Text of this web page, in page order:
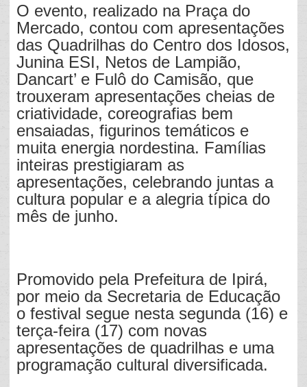
O evento, realizado na Praça do
Mercado, contou com apresentações
das Quadrilhas do Centro dos Idosos,
Junina ESI, Netos de Lampião,
Dancart’ e Fulô do Camisão, que
trouxeram apresentações cheias de
criatividade, coreografias bem
ensaiadas, figurinos temáticos e
muita energia nordestina. Famílias
inteiras prestigiaram as
apresentações, celebrando juntas a
cultura popular e a alegria típica do
mês de junho.
Promovido pela Prefeitura de Ipirá,
por meio da Secretaria de Educação
o festival segue nesta segunda (16) e
terça-feira (17) com novas
apresentações de quadrilhas e uma
programação cultural diversificada.